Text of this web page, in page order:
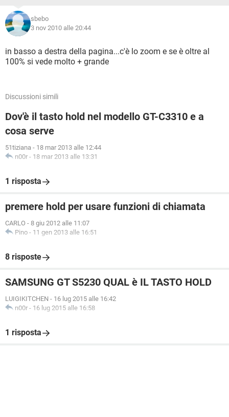
sbebo
3 nov 2010 alle 20:44
in basso a destra della pagina...c'è lo zoom e se è oltre al
100% si vede molto + grande
Discussioni simili
Dov'è il tasto hold nel modello GT-C3310 e a
cosa serve
51tiziana - 18 mar 2013 alle 12:44
n00r - 18 mar 2013 alle 13:31
1 risposta
premere hold per usare funzioni di chiamata
CARLO - 8 giu 2012 alle 11:07
Pino - 11 gen 2013 alle 16:51
8 risposte
SAMSUNG GT S5230 QUAL è IL TASTO HOLD
LUIGIKITCHEN - 16 lug 2015 alle 16:42
n00r - 16 lug 2015 alle 16:58
1 risposta